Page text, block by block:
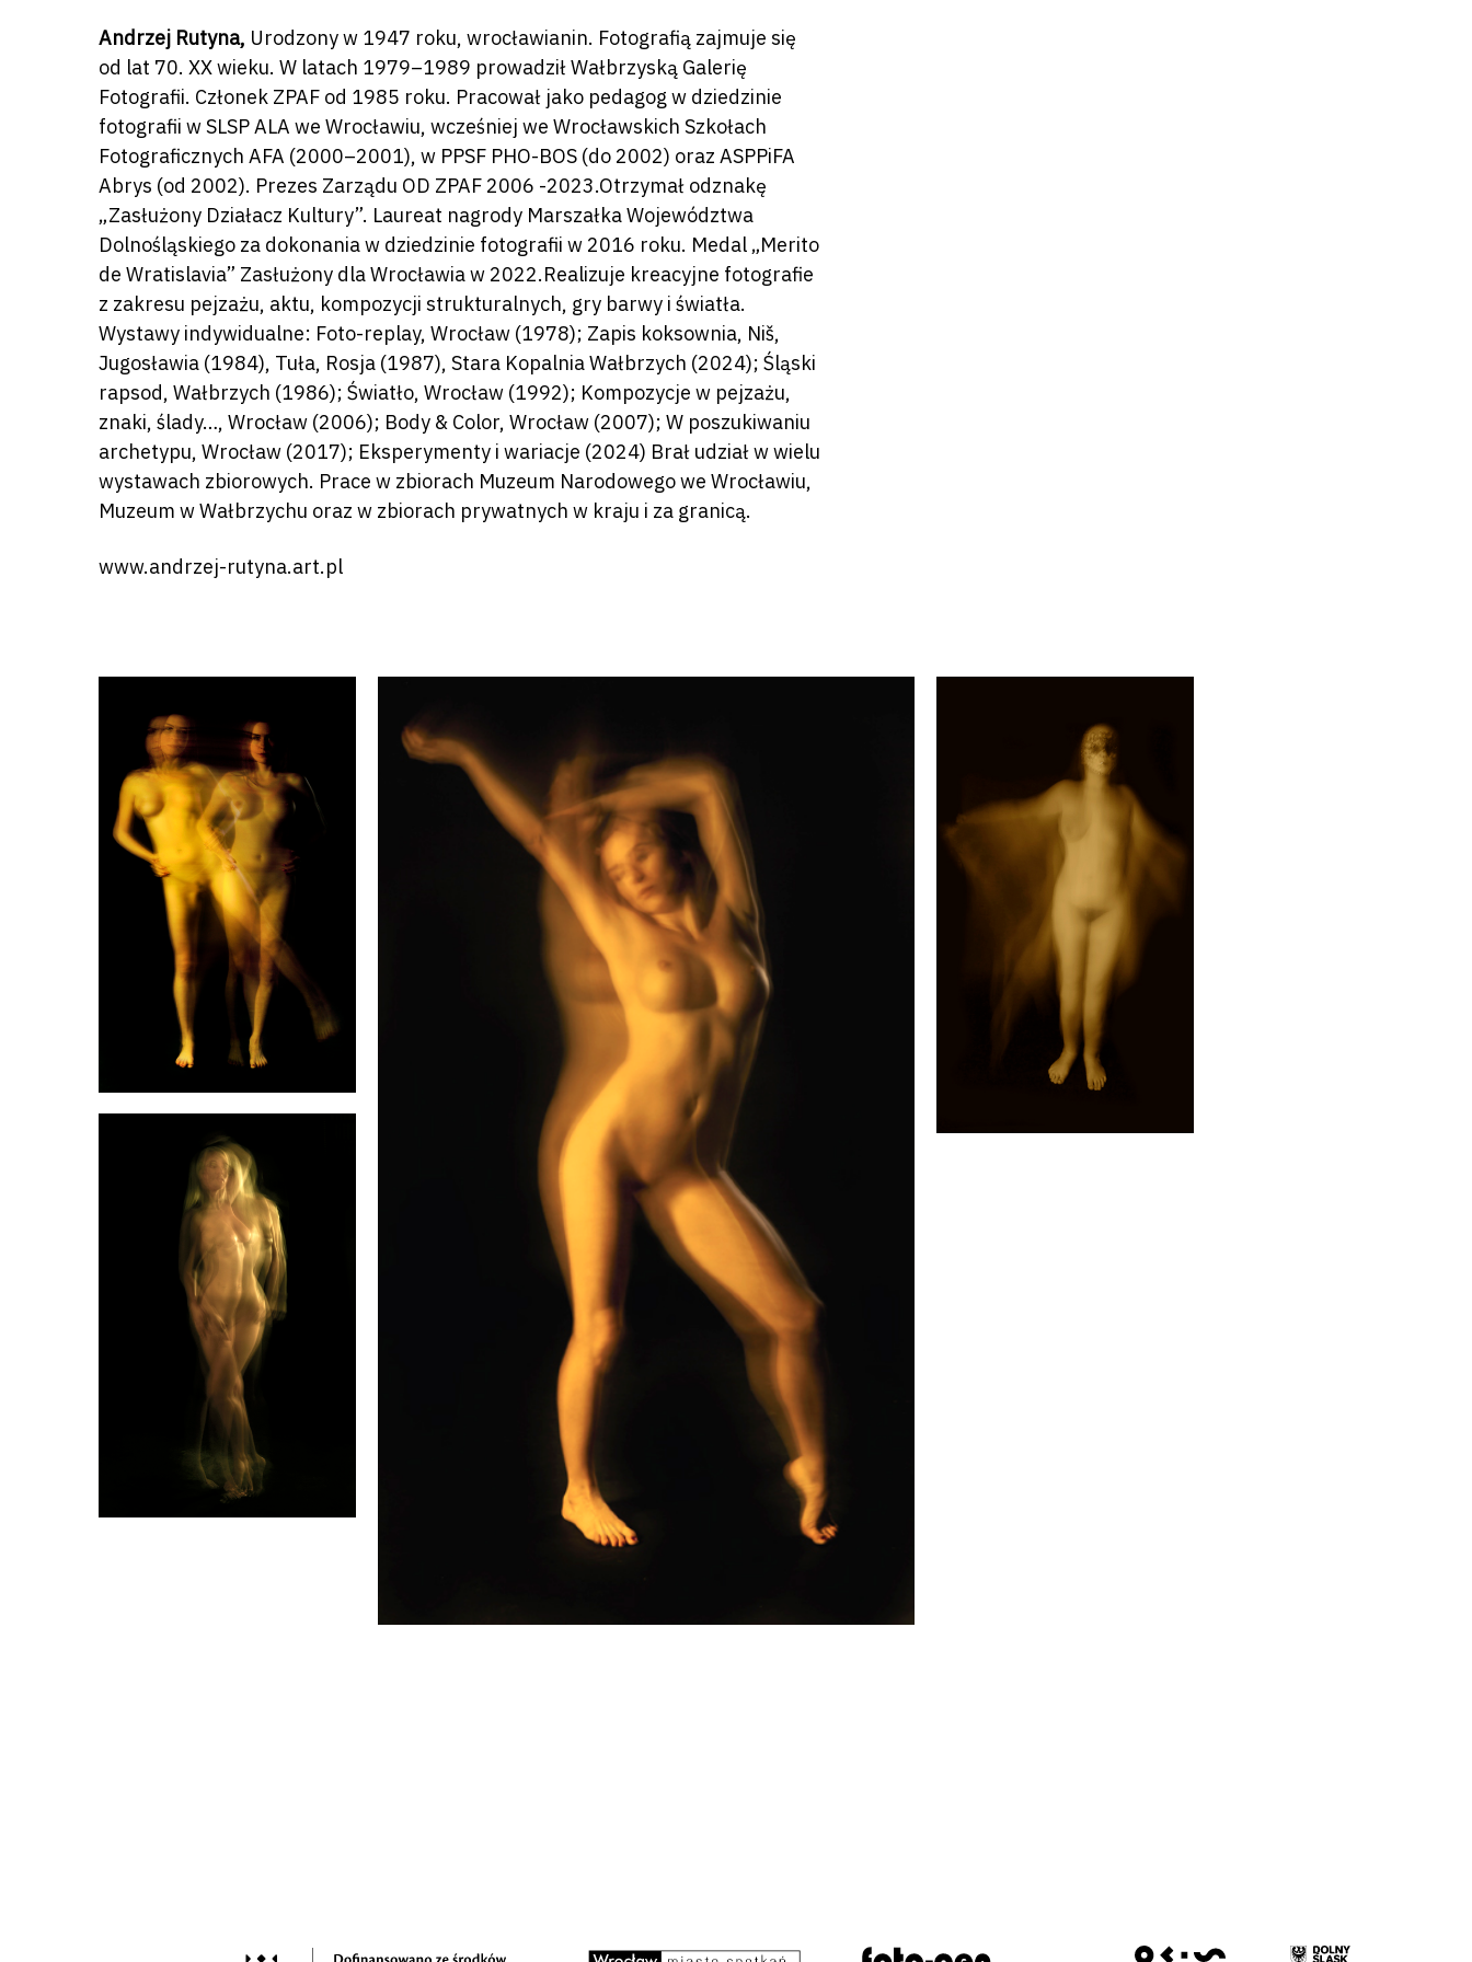
Andrzej Rutyna, Urodzony w 1947 roku, wrocławianin. Fotografią zajmuje się
od lat 70. XX wieku. W latach 1979–1989 prowadził Wałbrzyską Galerię
Fotografii. Członek ZPAF od 1985 roku. Pracował jako pedagog w dziedzinie
fotografii w SLSP ALA we Wrocławiu, wcześniej we Wrocławskich Szkołach
Fotograficznych AFA (2000–2001), w PPSF PHO-BOS (do 2002) oraz ASPPiFA
Abrys (od 2002). Prezes Zarządu OD ZPAF 2006 -2023.Otrzymał odznakę
„Zasłużony Działacz Kultury”. Laureat nagrody Marszałka Województwa
Dolnośląskiego za dokonania w dziedzinie fotografii w 2016 roku. Medal „Merito
de Wratislavia” Zasłużony dla Wrocławia w 2022.Realizuje kreacyjne fotografie
z zakresu pejzażu, aktu, kompozycji strukturalnych, gry barwy i światła.
Wystawy indywidualne: Foto-replay, Wrocław (1978); Zapis koksownia, Niš,
Jugosławia (1984), Tuła, Rosja (1987), Stara Kopalnia Wałbrzych (2024); Śląski
rapsod, Wałbrzych (1986); Światło, Wrocław (1992); Kompozycje w pejzażu,
znaki, ślady…, Wrocław (2006); Body & Color, Wrocław (2007); W poszukiwaniu
archetypu, Wrocław (2017); Eksperymenty i wariacje (2024) Brał udział w wielu
wystawach zbiorowych. Prace w zbiorach Muzeum Narodowego we Wrocławiu,
Muzeum w Wałbrzychu oraz w zbiorach prywatnych w kraju i za granicą.
www.andrzej-rutyna.art.pl